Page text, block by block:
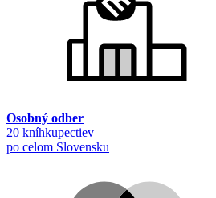
Osobný odber
20 kníhkupectiev
po celom Slovensku